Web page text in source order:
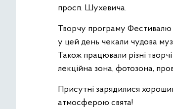
просп. Шухевича.
Творчу програму Фестивалю
у цей день чекали чудова
Також працювали різні
лекційна зона, фотозона,
Присутні зарядилися
атмосферою свята!